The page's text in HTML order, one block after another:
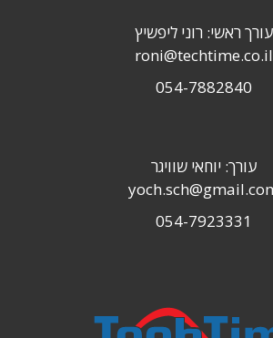
עורך ראשי: רוני ליפשיץ
roni@techtime.co.il
054-7882840
עורך: יוחאי שוויגר
054-7923331